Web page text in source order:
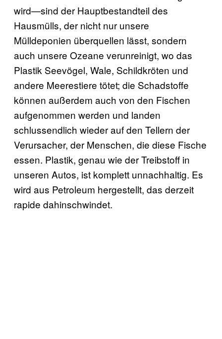
wird—sind der Hauptbestandteil des
Hausmülls, der nicht nur unsere
Mülldeponien überquellen lässt, sondern
auch unsere Ozeane verunreinigt, wo das
Plastik Seevögel, Wale, Schildkröten und
andere Meerestiere tötet; die Schadstoffe
können außerdem auch von den Fischen
aufgenommen werden und landen
schlussendlich wieder auf den Tellern der
Verursacher, der Menschen, die diese Fische
essen. Plastik, genau wie der Treibstoff in
unseren Autos, ist komplett unnachhaltig. Es
wird aus Petroleum hergestellt, das derzeit
rapide dahinschwindet.